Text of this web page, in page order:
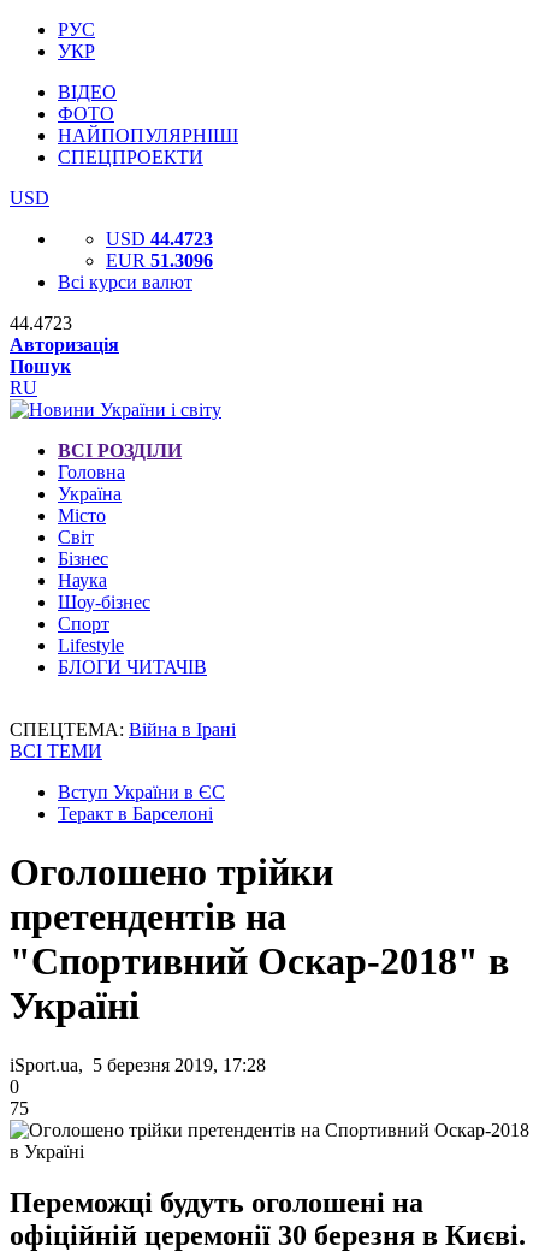
РУС
УКР
ВІДЕО
ФОТО
НАЙПОПУЛЯРНІШІ
СПЕЦПРОЕКТИ
USD
USD 44.4723
EUR 51.3096
Всі курси валют
44.4723
Авторизація
Пошук
RU
ВСІ РОЗДІЛИ
Головна
Україна
Місто
Світ
Бізнес
Наука
Шоу-бізнес
Спорт
Lifestyle
БЛОГИ ЧИТАЧІВ
СПЕЦТЕМА: Війна в Ірані
ВСІ ТЕМИ
Вступ України в ЄС
Теракт в Барселоні
Оголошено трійки
претендентів на
"Спортивний Оскар-2018" в
Україні
iSport.ua, 5 березня 2019, 17:28
0
75
Переможці будуть оголошені на
офіційній церемонії 30 березня в Києві.